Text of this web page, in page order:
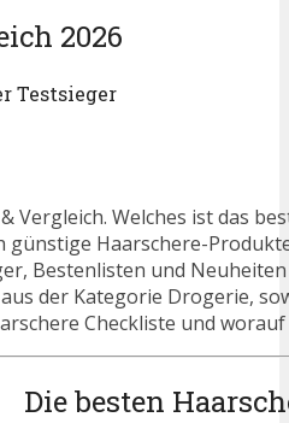
2026
Testsieger
Vergleich. Welches ist das
günstige Haarschere-
Bestenlisten und
der Kategorie Drogerie,
Checkliste und
Die besten